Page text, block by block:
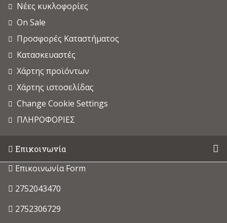
Νέες κυκλοφορίες
On Sale
Προσφορές Καταστήματος
Κατασκευαστές
Χάρτης προϊόντων
Χάρτης ιστοσελίδας
Change Cookie Settings
ΠΛΗΡΟΦΟΡΙΕΣ
Επικοινωνία
Επικοινωνία Form
2752043470
2752306729